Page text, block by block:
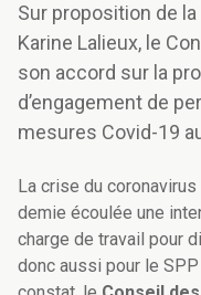
Sur proposition de
Karine Lalieux, le
son accord sur la
d’engagement de
mesures Covid-19
La crise du
demie écoulée une
charge de travail pour
donc aussi pour le